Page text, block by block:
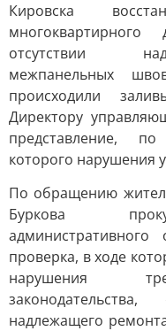
Кировска
отсутствии
межпанельных
происходили
Директору
представление,
которого нарушения
По обращению
Буркова
проверка, в ходе
нарушения
надлежащего